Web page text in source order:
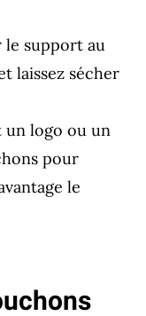
le support au
laissez sécher
un logo ou un
pour
le